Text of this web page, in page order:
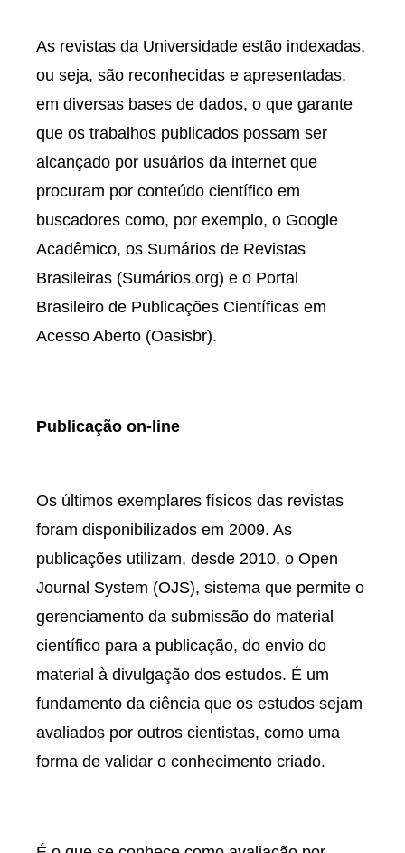
As revistas da Universidade estão indexadas,
ou seja, são reconhecidas e apresentadas,
em diversas bases de dados, o que garante
que os trabalhos publicados possam ser
alcançado por usuários da internet que
procuram por conteúdo científico em
buscadores como, por exemplo, o Google
Acadêmico, os Sumários de Revistas
Brasileiras (Sumários.org) e o Portal
Brasileiro de Publicações Científicas em
Acesso Aberto (Oasisbr).
Publicação on-line
Os últimos exemplares físicos das revistas
foram disponibilizados em 2009. As
publicações utilizam, desde 2010, o Open
Journal System (OJS), sistema que permite o
gerenciamento da submissão do material
científico para a publicação, do envio do
material à divulgação dos estudos. É um
fundamento da ciência que os estudos sejam
avaliados por outros cientistas, como uma
forma de validar o conhecimento criado.